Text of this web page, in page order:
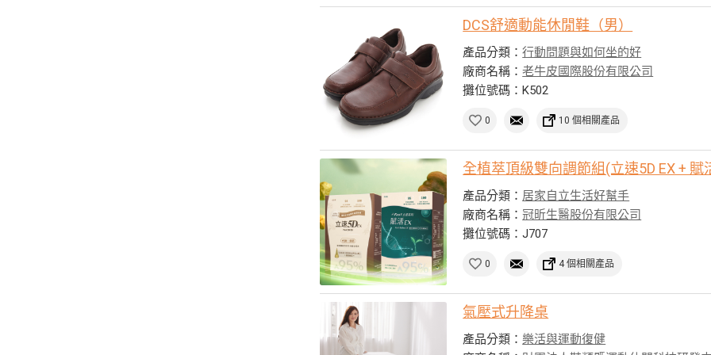
DCS舒適動能休閒鞋（男）
產品分類：行動問題與如何坐的好
廠商名稱：老牛皮國際股份有限公司
攤位號碼：K502
0 10 個相關產品
全植萃頂級雙向調節組(立速5D EX + 賦
產品分類： 居家自立生活好幫手
廠商名稱：冠昕生醫股份有限公司
攤位號碼：J707
0 4 個相關產品
氣壓式升降桌
產品分類：樂活與運動復健